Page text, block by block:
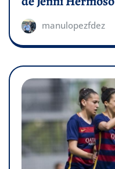
manulopezfdez